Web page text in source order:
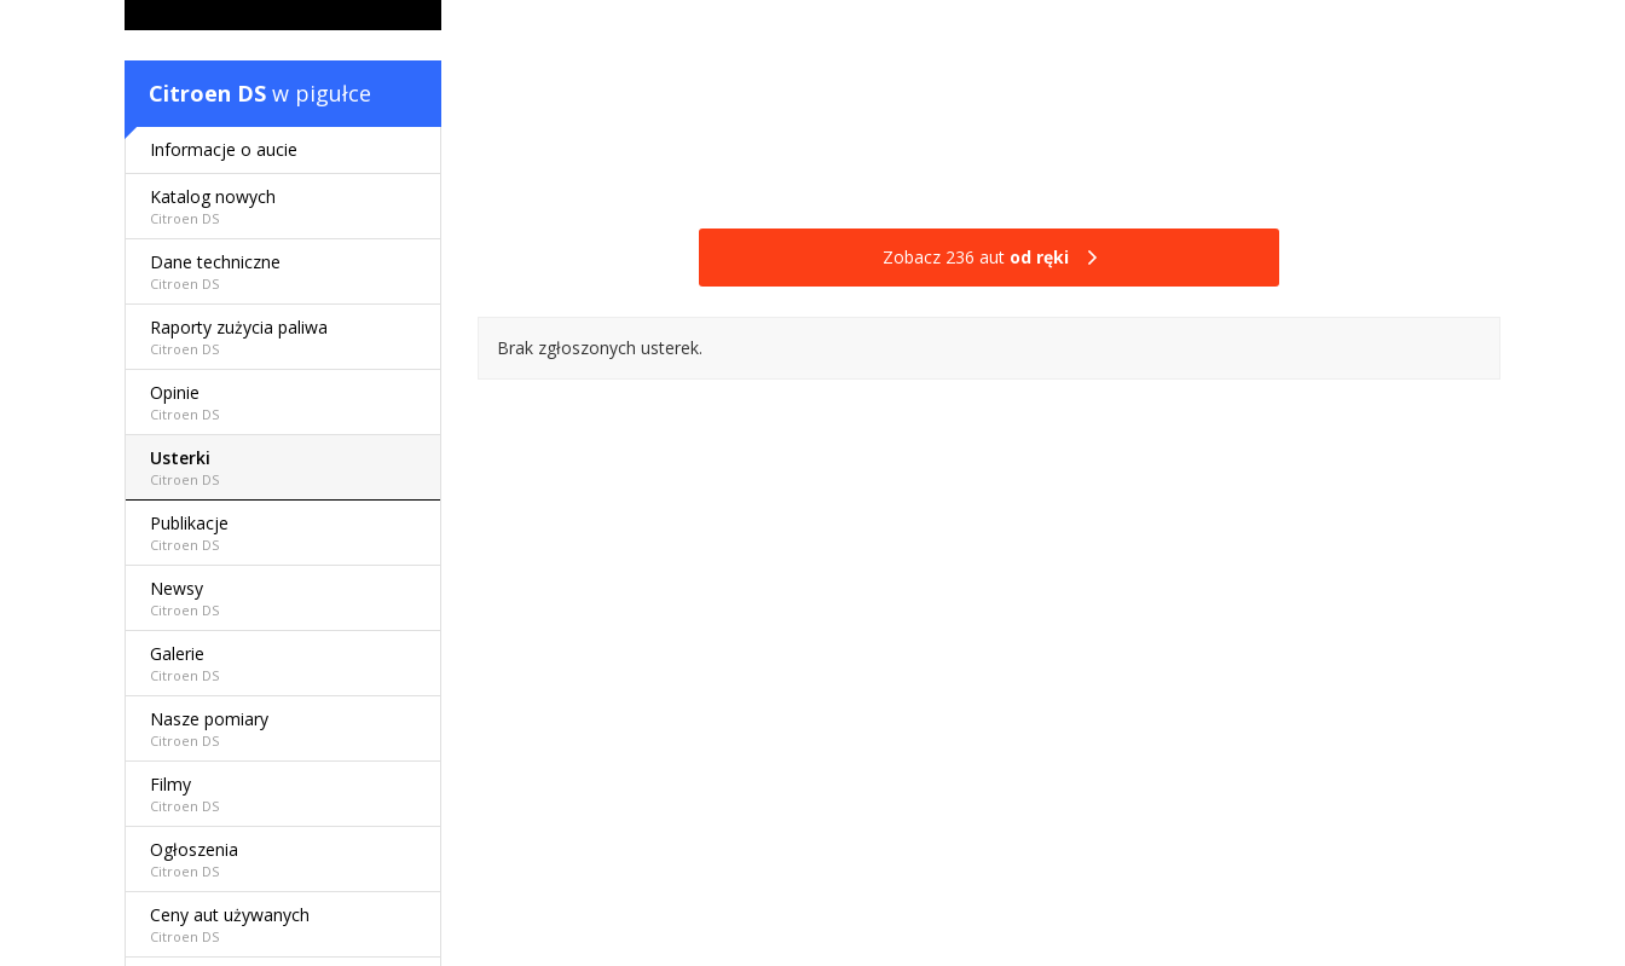
Zobacz 236 aut od ręki
Brak zgłoszonych usterek.
Citroen DS w pigułce
Informacje o aucie
Katalog nowych
Citroen DS
Dane techniczne
Citroen DS
Raporty zużycia paliwa
Citroen DS
Opinie
Citroen DS
Usterki
Citroen DS
Publikacje
Citroen DS
Newsy
Citroen DS
Galerie
Citroen DS
Nasze pomiary
Citroen DS
Filmy
Citroen DS
Ogłoszenia
Citroen DS
Ceny aut używanych
Citroen DS